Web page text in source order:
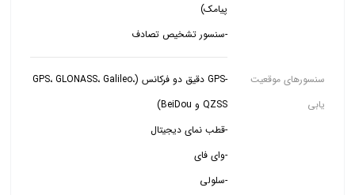
پیامک)
-سنسور تشخیص تصادف
سنسورهای موقعیت
یابی
-GPS دقیق دو فرکانس (GPS، GLONASS، Galileo،
QZSS و BeiDou)
-وای فای